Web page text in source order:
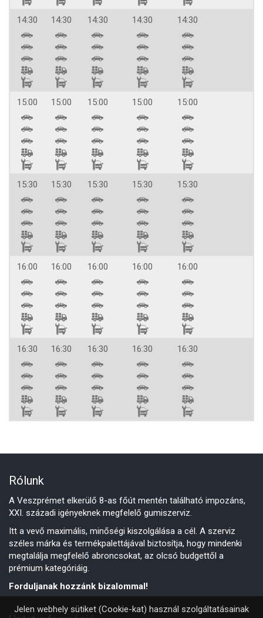
14:30 14:30 14:30 14:30 14:30
15:00 15:00 15:00 15:00 15:00
15:30 15:30 15:30 15:30 15:30
16:00 16:00 16:00 16:00 16:00
16:30 16:30 16:30 16:30 16:30
Rólunk
A Veszprémet elkerülő 8-as főút mentén található impozáns,
XXI. századi igényeknek megfelelő gumiszerviz.
Itt a vevő maximális, minőségi kiszolgálása a cél. A szerviz
széles márka és termékpalettájával biztosítja, hogy mindenki
megtalálja megfelelő abroncsokat, az olcsó budgettől a
prémium kategóriáig.
Forduljanak hozzánk bizalommal!
Jelen webhely sütiket (Cookie-kat) használ szolgáltatásainak